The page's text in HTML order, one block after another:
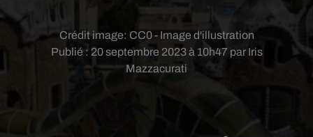
Publié : 20 septembre 2023 à 10h47 par Iris
Mazzacurati
Crédit image: CC0 - Image d'illustration